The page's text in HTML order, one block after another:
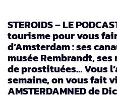
STEROIDS – LE
tourisme pour vous
d’Amsterdam : ses
musée Rembrandt,
de prostituées… Vous
semaine, on vous fait
AMSTERDAMNED de